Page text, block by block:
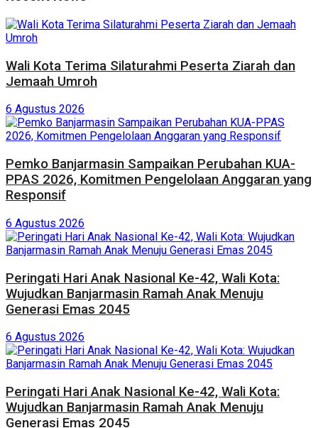
Wali Kota Terima Silaturahmi Peserta Ziarah dan
Jemaah Umroh
6 Agustus 2026
Pemko Banjarmasin Sampaikan Perubahan KUA-
PPAS 2026, Komitmen Pengelolaan Anggaran yang
Responsif
6 Agustus 2026
Peringati Hari Anak Nasional Ke-42, Wali Kota:
Wujudkan Banjarmasin Ramah Anak Menuju
Generasi Emas 2045
6 Agustus 2026
Peringati Hari Anak Nasional Ke-42, Wali Kota:
Wujudkan Banjarmasin Ramah Anak Menuju
Generasi Emas 2045